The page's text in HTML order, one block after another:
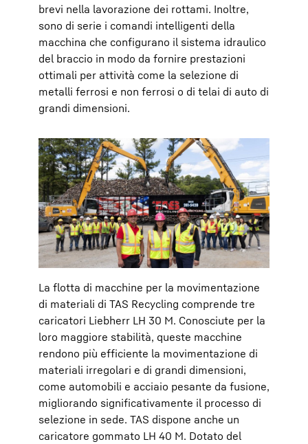
brevi nella lavorazione dei rottami. Inoltre,
sono di serie i comandi intelligenti della
macchina che configurano il sistema idraulico
del braccio in modo da fornire prestazioni
ottimali per attività come la selezione di
metalli ferrosi e non ferrosi o di telai di auto di
grandi dimensioni.
La flotta di macchine per la movimentazione
di materiali di TAS Recycling comprende tre
caricatori Liebherr LH 30 M. Conosciute per la
loro maggiore stabilità, queste macchine
rendono più efficiente la movimentazione di
materiali irregolari e di grandi dimensioni,
come automobili e acciaio pesante da fusione,
migliorando significativamente il processo di
selezione in sede. TAS dispone anche un
caricatore gommato LH 40 M. Dotato del